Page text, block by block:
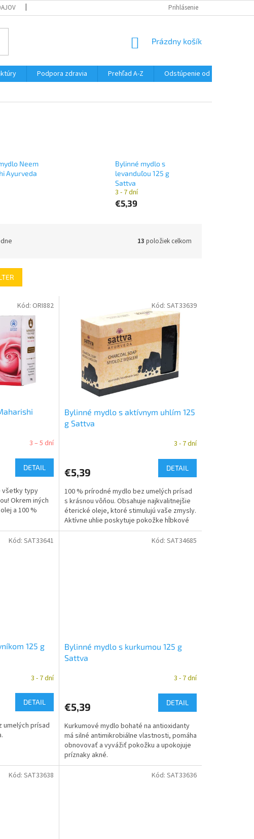
VŠETKO O NÁKUPE
Prihlásenie
NÁKUPNÝ
Prázdny košík
Podpora zdravia Prehľad A-Z Odstúpenie od zmluvy
Neem
Ayurveda
Bylinné mydlo s
levanduľou 125 g
Sattva
3 - 7 dní
€5,39
13 položiek celkom
3 – 5 dní
DETAIL
všetky typy
Okrem iných
a 100 %
Kód: ORI882
Bylinné mydlo s aktívnym uhlím 125
g Sattva
3 - 7 dní
€5,39 DETAIL
100 % prírodné mydlo bez umelých prísad
s krásnou vôňou. Obsahuje najkvalitnejšie
éterické oleje, ktoré stimulujú vaše zmysly.
Aktívne uhlie poskytuje pokožke hĺbkové
čistenie a...
Kód: SAT33639
125 g
3 - 7 dní
DETAIL
umelých prísad
Kód: SAT33641
Bylinné mydlo s kurkumou 125 g
Sattva
3 - 7 dní
€5,39 DETAIL
Kurkumové mydlo bohaté na antioxidanty
má silné antimikrobiálne vlastnosti, pomáha
obnovovať a vyvážiť pokožku a upokojuje
príznaky akné.
Kód: SAT34685
Kód: SAT33638 Kód: SAT33636